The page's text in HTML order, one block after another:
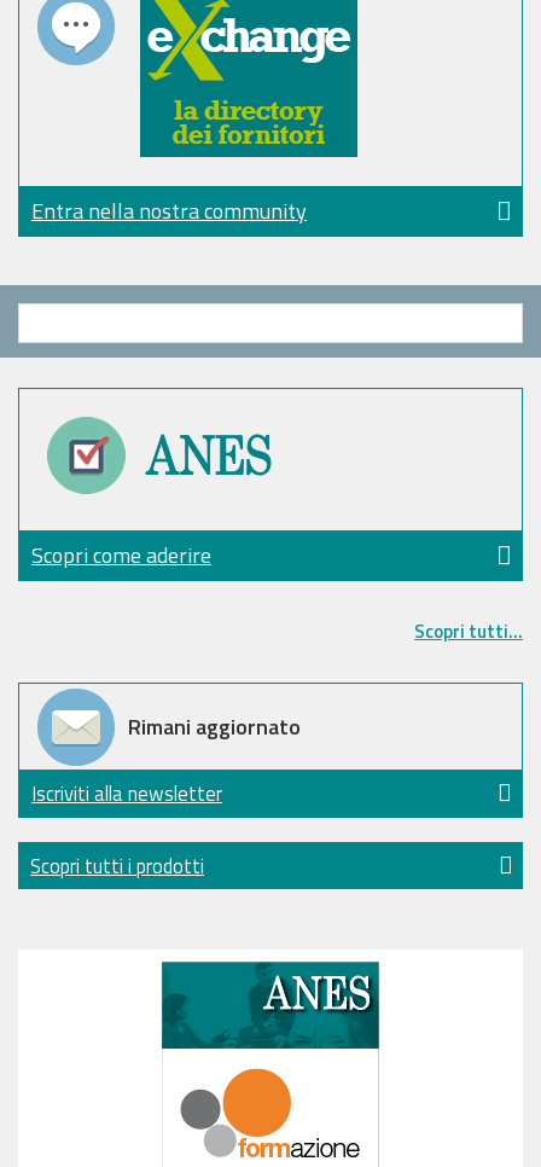
Entra nella nostra community
Scopri come aderire
Scopri tutti...
Rimani aggiornato
Iscriviti alla newsletter
Scopri tutti i prodotti